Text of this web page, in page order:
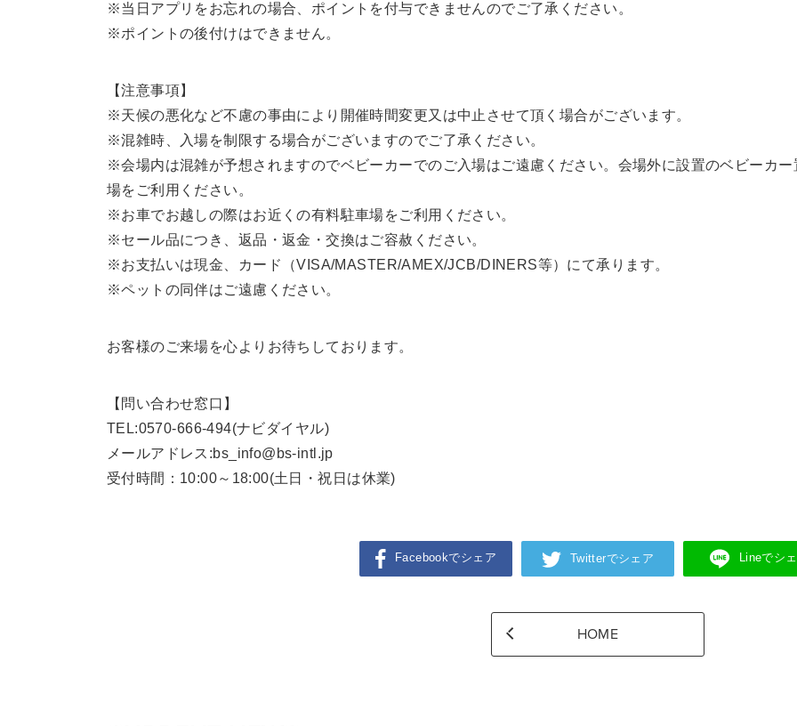
※当日アプリをお忘れの場合、ポイントを付与できませんのでご了承ください。
※ポイントの後付けはできません。
【注意事項】
※天候の悪化など不慮の事由により開催時間変更又は中止させて頂く場合がございます。
※混雑時、入場を制限する場合がございますのでご了承ください。
※会場内は混雑が予想されますのでベビーカーでのご入場はご遠慮ください。会場外に設置のベビーカー
場をご利用ください。
※お車でお越しの際はお近くの有料駐車場をご利用ください。
※セール品につき、返品・返金・交換はご容赦ください。
※お支払いは現金、カード（VISA/MASTER/AMEX/JCB/DINERS等）にて承ります。
※ペットの同伴はご遠慮ください。
お客様のご来場を心よりお待ちしております。
【問い合わせ窓口】
TEL:0570-666-494(ナビダイヤル)
メールアドレス:bs_info@bs-intl.jp
受付時間：10:00～18:00(土日・祝日は休業)
Facebookでシェア Twitterでシェア Lineでシ
HOME